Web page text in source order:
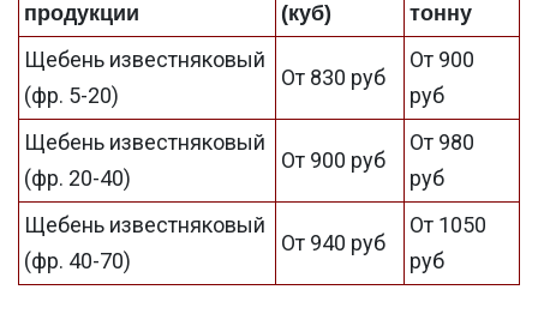
продукции
(куб)
тонну
Щебень известняковый
(фр. 5-20)
От 830 руб
От 900
руб
Щебень известняковый
(фр. 20-40)
От 900 руб
От 980
руб
Щебень известняковый
(фр. 40-70)
От 940 руб
От 1050
руб